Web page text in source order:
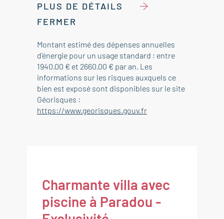
PLUS DE DÉTAILS
FERMER
Montant estimé des dépenses annuelles
d'énergie pour un usage standard : entre
1940.00 € et 2660.00 € par an. Les
informations sur les risques auxquels ce
bien est exposé sont disponibles sur le site
Géorisques :
https://www.georisques.gouv.fr
Charmante villa avec
piscine à Paradou -